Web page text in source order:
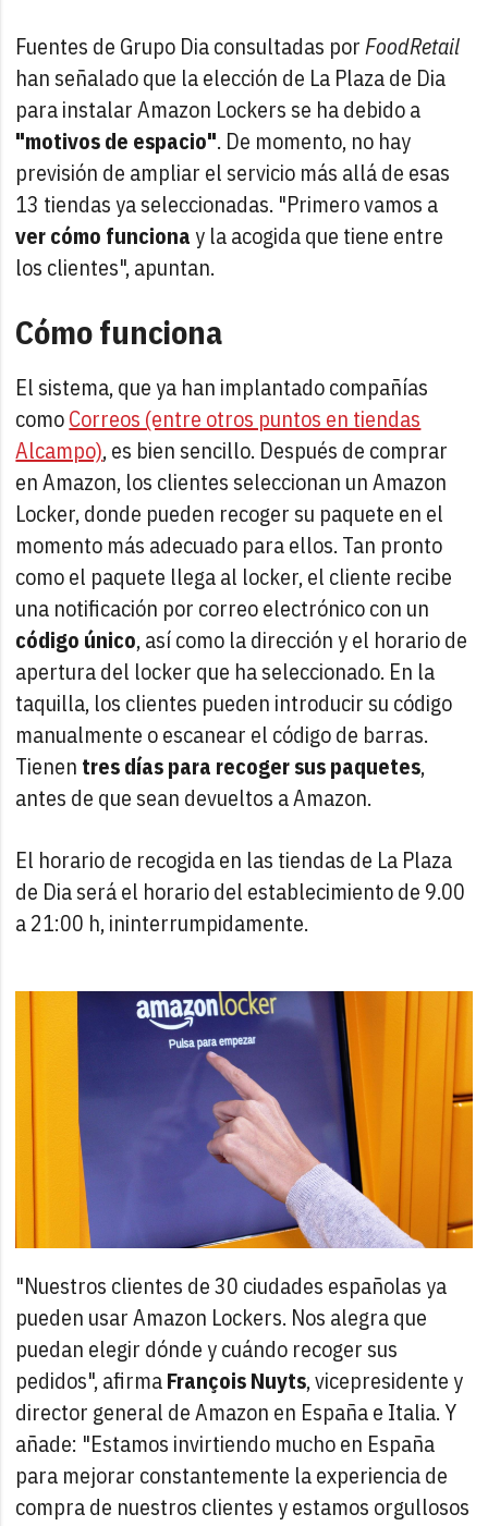
Fuentes de Grupo Dia consultadas porFoodRetail
han señalado que la elección de La Plaza de Dia
para instalar Amazon Lockers se ha debido a
"motivos de espacio". De momento, no hay
previsión de ampliar el servicio más allá de esas
13 tiendas ya seleccionadas. "Primero vamos a
ver cómo funcionay la acogida que tiene entre
los clientes", apuntan.
Cómo funciona
El sistema, que ya han implantado compañías
comoCorreos (entre otros puntos en tiendas
Alcampo), es bien sencillo. Después de comprar
en Amazon, los clientes seleccionan un Amazon
Locker, donde pueden recoger su paquete en el
momento más adecuado para ellos. Tan pronto
como el paquete llega al locker, el cliente recibe
una notificación por correo electrónico con un
código único, así como la dirección y el horario de
apertura del locker que ha seleccionado. En la
taquilla, los clientes pueden introducir su código
manualmente o escanear el código de barras.
Tienen tres días para recoger sus paquetes,
antes de que sean devueltos a Amazon.
El horario de recogida en las tiendas de La Plaza
de Dia será el horario del establecimiento de 9.00
a 21:00 h, ininterrumpidamente.
"Nuestros clientes de 30 ciudades españolas ya
pueden usar Amazon Lockers. Nos alegra que
puedan elegir dónde y cuándo recoger sus
pedidos", afirmaFrançois Nuyts, vicepresidente y
director general de Amazon en España e Italia. Y
añade: "Estamos invirtiendo mucho en España
para mejorar constantemente la experiencia de
compra de nuestros clientes y estamos orgullosos